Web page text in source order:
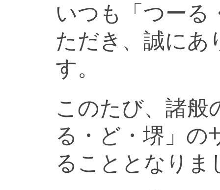
いつも「つーる
ただき、誠にあ
す。
このたび、諸般
る・ど・堺」の
ることとなりま